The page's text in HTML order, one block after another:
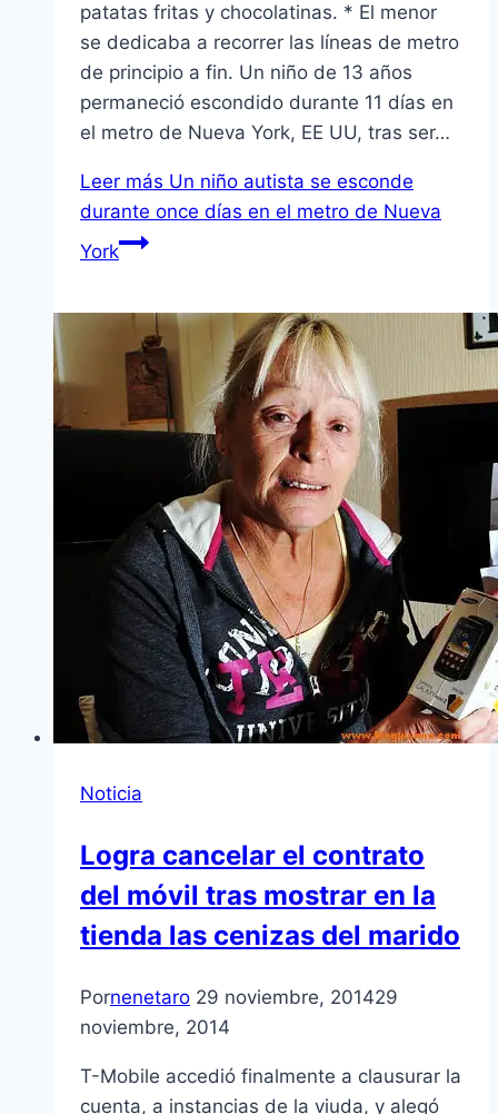
patatas fritas y chocolatinas. * El menor
se dedicaba a recorrer las lí­neas de metro
de principio a fin. Un niño de 13 años
permaneció escondido durante 11 dí­as en
el metro de Nueva York, EE UU, tras ser…
Leer más Un niño autista se esconde
durante once dí­as en el metro de Nueva
York
Noticia
Logra cancelar el contrato
del móvil tras mostrar en la
tienda las cenizas del marido
Pornenetaro 29 noviembre, 201429
noviembre, 2014
T-Mobile accedió finalmente a clausurar la
cuenta, a instancias de la viuda, y alegó